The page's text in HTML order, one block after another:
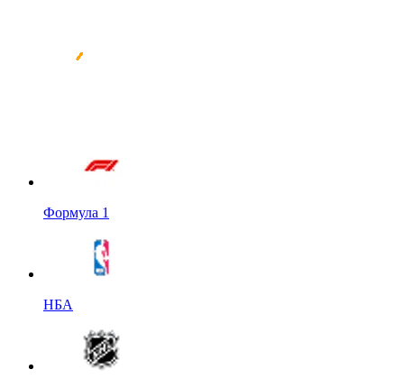
Формула 1
НБА